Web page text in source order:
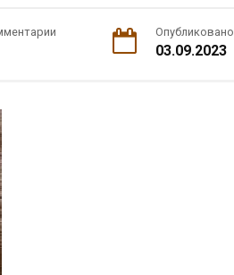
Опубликовано
03.09.2023